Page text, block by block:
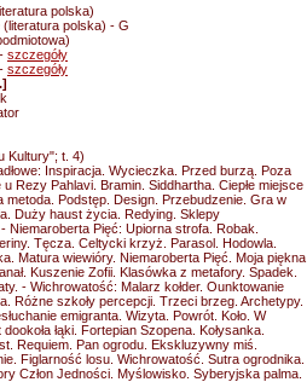
polska)
(literatura polska) - G
szczegóły
szczegóły
Kultury"; t. 4)
Inspiracja. Wycieczka. Przed burzą. Poza
u Rezy Pahlavi. Bramin. Siddhartha. Ciepłe miejsce
metoda. Podstęp. Design. Przebudzenie. Gra w
Duży haust życia. Redying. Sklepy
Niemaroberta Pięć: Upiorna strofa. Robak.
Tęcza. Celtycki krzyż. Parasol. Hodowla.
Matura wiewióry. Niemaroberta Pięć. Moja piękna
Kuszenie Zofii. Klasówka z metafory. Spadek.
- Wichrowatość: Malarz kołder. Ounktowanie
Różne szkoły percepcji. Trzeci brzeg. Archetypy.
emigranta. Wizyta. Powrót. Koło. W
łąki. Fortepian Szopena. Kołysanka.
Requiem. Pan ogrodu. Ekskluzywny miś.
Figlarność losu. Wichrowatość. Sutra ogrodnika.
Człon Jedności. Myślowisko. Syberyjska palma.